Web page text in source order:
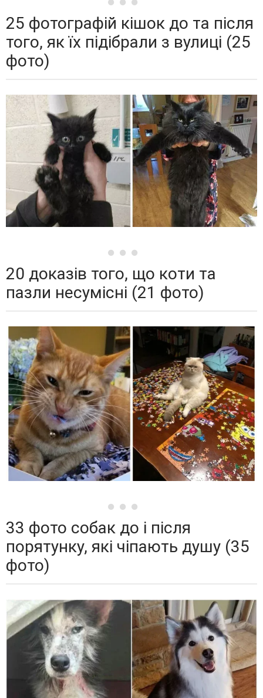
25 фотографій кішок до та після
того, як їх підібрали з вулиці (25
фото)
20 доказів того, що коти та
пазли несумісні (21 фото)
33 фото собак до і після
порятунку, які чіпають душу (35
фото)